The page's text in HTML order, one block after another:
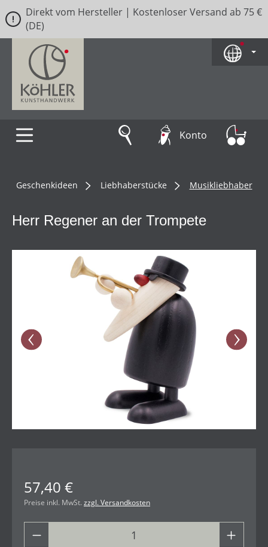
Zum Hauptinhalt springen
Direkt vom Hersteller | Kostenloser Versand ab 75 €
(DE)
Konto
Geschenkideen Liebhaberstücke Musikliebhaber
Herr Regener an der Trompete
Bildergalerie überspringen
57,40 €
Preise inkl. MwSt. zzgl. Versandkosten